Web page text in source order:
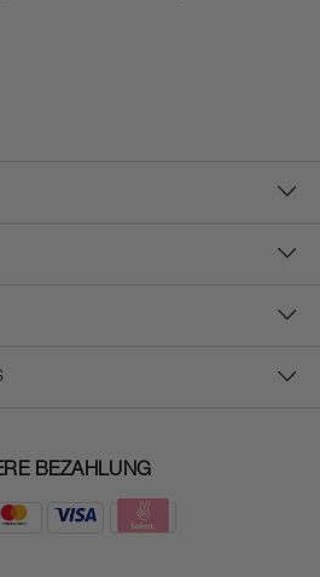
BEZAHLUNG